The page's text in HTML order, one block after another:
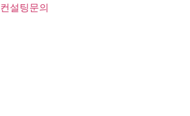
컨설팅문의